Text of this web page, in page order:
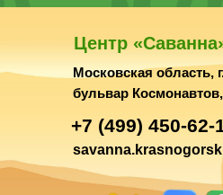
Центр
Московская область,
бульвар
+7 (499) 450-62-